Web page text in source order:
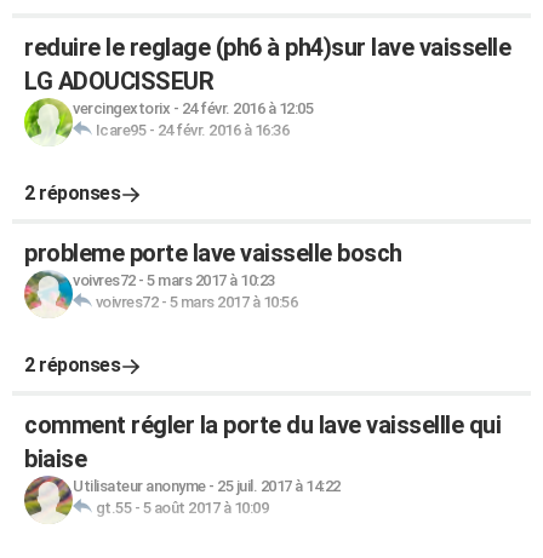
reduire le reglage (ph6 à ph4)sur lave vaisselle
LG ADOUCISSEUR
vercingextorix - 24 févr. 2016 à 12:05
Icare95- 24 févr. 2016 à 16:36
2 réponses
probleme porte lave vaisselle bosch
voivres72- 5 mars 2017 à 10:23
voivres72- 5 mars 2017 à 10:56
2 réponses
comment régler la porte du lave vaissellle qui
biaise
Utilisateur anonyme- 25 juil. 2017 à 14:22
gt.55- 5 août 2017 à 10:09